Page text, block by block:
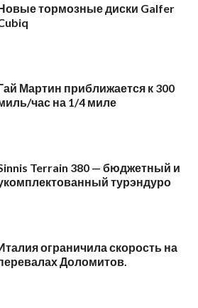
тормозные диски Galfer
Мартин приближается к 300
час на 1/4 миле
Terrain 380 — бюджетный и
турэндуро
ограничила скорость на
Доломитов.